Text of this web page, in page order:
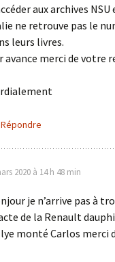
aux archives
ne retrouve pas le
leurs livres.
avance merci de votre
Répondre
2020 à 14 h 48 min
je n’arrive pas à
de la Renault
monté Carlos merci